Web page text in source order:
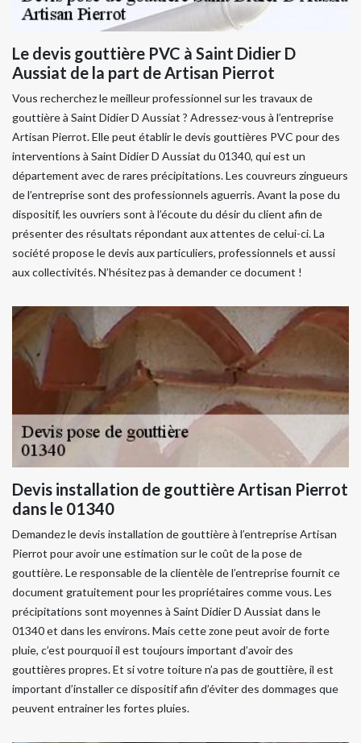
Le devis gouttière PVC à Saint Didier D
Aussiat de la part de Artisan Pierrot
Vous recherchez le meilleur professionnel sur les travaux de
gouttière à Saint Didier D Aussiat ? Adressez-vous à l’entreprise
Artisan Pierrot. Elle peut établir le devis gouttières PVC pour des
interventions à Saint Didier D Aussiat du 01340, qui est un
département avec de rares précipitations. Les couvreurs zingueurs
de l’entreprise sont des professionnels aguerris. Avant la pose du
dispositif, les ouvriers sont à l’écoute du désir du client afin de
présenter des résultats répondant aux attentes de celui-ci. La
société propose le devis aux particuliers, professionnels et aussi
aux collectivités. N’hésitez pas à demander ce document !
Devis installation de gouttière Artisan Pierrot
dans le 01340
Demandez le devis installation de gouttière à l’entreprise Artisan
Pierrot pour avoir une estimation sur le coût de la pose de
gouttière. Le responsable de la clientèle de l’entreprise fournit ce
document gratuitement pour les propriétaires comme vous. Les
précipitations sont moyennes à Saint Didier D Aussiat dans le
01340 et dans les environs. Mais cette zone peut avoir de forte
pluie, c’est pourquoi il est toujours important d’avoir des
gouttières propres. Et si votre toiture n’a pas de gouttière, il est
important d’installer ce dispositif afin d’éviter des dommages que
peuvent entrainer les fortes pluies.